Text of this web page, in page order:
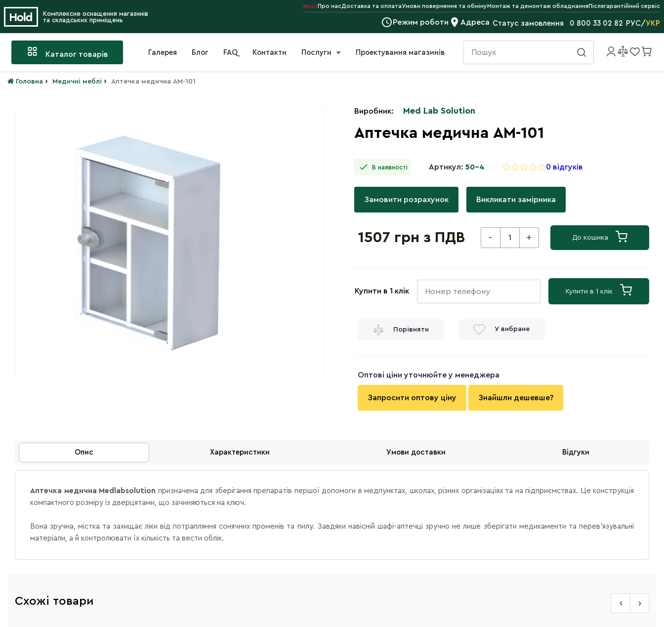
Комплексне оснащення магазинів
та складських приміщень
АкціїПро насДоставка та оплатаУмови повернення та обмінуМонтаж та демонтаж обладнанняПіслягарантійний сервіс
Режим роботи Адреса Статус замовлення 0 800 33 02 82 РУС/УКР
Каталог товарів Галерея Блог FAQ Контакти Послуги Проектування магазинів
Головна › Медичні меблі › Аптечка медична АМ-101
Виробник: Med Lab Solution
Аптечка медична АМ-101
В наявності Артикул: 50-4 0 відгуків
Замовити розрахунок Викликати замірника
1507 грн з ПДВ - + До кошика
Купити в 1 клік Купити в 1 клік
Порівняти У вибране
Оптові ціни уточнюйте у менеджера
Запросити оптову ціну Знайшли дешевше?
Опис Характеристики Умови доставки Відгуки
Аптечка медична Medlabsolution призначена для зберігання препаратів першої допомоги в медпунктах, школах, різних організаціях та на підприємствах. Це конструкція
компактного розміру із дверцятами, що зачиняються на ключ.
Вона зручна, містка та захищає ліки від потрапляння сонячних променів та пилу. Завдяки навісній шафі-аптечці зручно не лише зберігати медикаменти та перев'язувальні
матеріали, а й контролювати їх кількість та вести облік.
Схожі товари